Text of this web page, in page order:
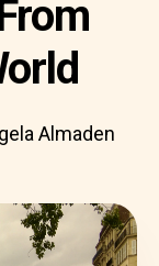
Almaden